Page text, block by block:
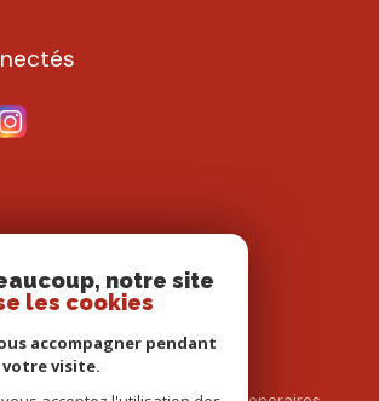
notre site
les cookies
accompagner pendant
votre visite.